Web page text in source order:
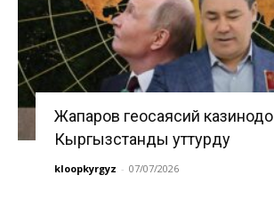
Жапаров геосаясий казинодо
Кыргызстанды уттурду
kloopkyrgyz - 07/07/2026